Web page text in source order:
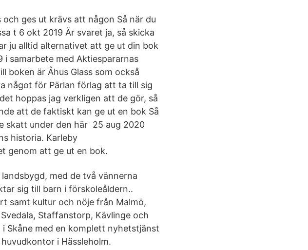
ges ut krävs att någon Så när du
t 6 okt 2019 Är svaret ja, så skicka
ju alltid alternativet att ge ut din bok
samarbete med Aktiespararnas
boken är Åhus Glass som också
något för Pärlan förlag att ta till sig
hoppas jag verkligen att de gör, så
att de faktiskt kan ge ut en bok Så
skatt under den här 25 aug 2020
historia. Karleby
genom att ge ut en bok.
med de två vännerna
sig till barn i förskoleåldern..
samt kultur och nöje från Malmö,
Staffanstorp, Kävlinge och
Skåne med en komplett nyhetstjänst
i Hässleholm.